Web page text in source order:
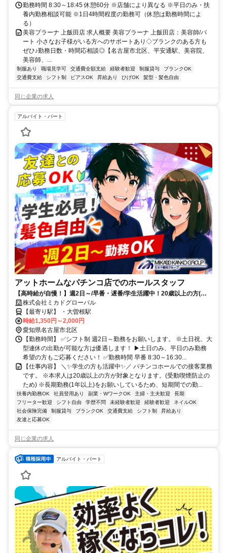
勤務時間 8:30～18:45 休憩60分 ※店舗により異なる ※平日のみ・扶
養内勤務相談可能 ※1日4時間程度の勤務可（休憩は勤務時間によ
る）
美容プラーナ 上飯田店 求人概要 美容プラーナ 上飯田店：美容師/パ
ート 小さなお子様がいる方へのサポートあり◇ブランクのある方も
ぜひ♪勤務日数・時間応相談◎【名古屋市北区、平安通駅、美容院、
美容師、...
制服あり 職場見学可 交通費全額支給 経験者歓迎 制服貸与
ブランクOK
交通費支給
シフト制 ピアスOK 昇給あり ひげOK 髪型・髪色自由
同じ企業の求人
アルバイト・パート
アットホームなパチンコ店でのホールスタッフ
【高時給が自慢！】週2日～/早番・遅番/学生活躍中！20歳以上の方(受
動喫煙防止法のため)
株式会社ミカドグローバル
【最寄り駅】 ・大曽根駅
時給1,350円～2,000円
愛知県名古屋市北区
【勤務時間】 ✅シフト制 週2日～勤務をお願いします。 ※土日祝、大
型連休の出勤が可能な方は優遇します！ ▶土日のみ、平日のみ勤務
希望の方もご応募ください！ ✅勤務時間 早番 8:30～16:30...
【仕事内容】 ＼✨️学生の方も活躍中✨️／ パチンコホールでの接客業務
です。 ※本求人は20歳以上の方が対象となります。(受動喫煙防止の
ため) ※長期勤務(1年以上)をお願いしているため、短期間での勤...
扶養内勤務OK 社員登用あり 副業・WワークOK 主婦・主夫歓迎
長期
フリーター歓迎
シフト自由 学歴不問 未経験者歓迎 経験者歓迎
ネイルOK
社会保険完備
制服貸与 ブランクOK 交通費支給 シフト制
昇給あり
友達と応募OK
同じ企業の求人
アルバイト・パート